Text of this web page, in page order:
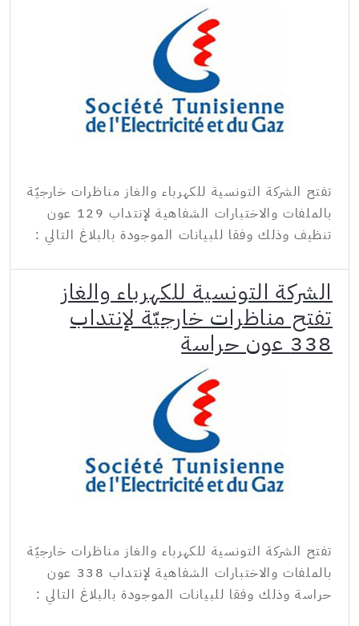
تفتح الشركة التونسية للكهرباء والغاز مناظرات خارجيّة
بالملفات والاختبارات الشفاهية لإنتداب 129 عون
تنظيف وذلك وفقا للبيانات الموجودة بالبلاغ التالي :
الشركة التونسية للكهرباء والغاز
تفتح مناظرات خارجيّة لإنتداب
338 عون حراسة
تفتح الشركة التونسية للكهرباء والغاز مناظرات خارجيّة
بالملفات والاختبارات الشفاهية لإنتداب 338 عون
حراسة وذلك وفقا للبيانات الموجودة بالبلاغ التالي :